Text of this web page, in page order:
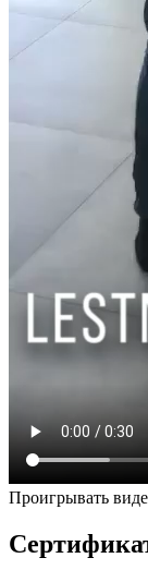
Проигрывать